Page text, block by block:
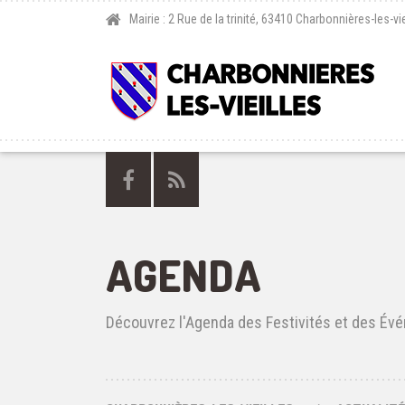
Mairie : 2 Rue de la trinité, 63410 Charbonnières-les-
AGENDA
Découvrez l'Agenda des Festivités et des